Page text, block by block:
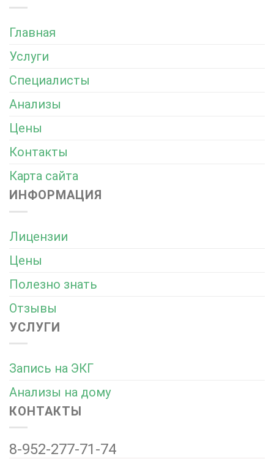
Главная
Услуги
Специалисты
Анализы
Цены
Контакты
Карта сайта
ИНФОРМАЦИЯ
Лицензии
Цены
Полезно знать
Отзывы
УСЛУГИ
Запись на ЭКГ
Анализы на дому
КОНТАКТЫ
8-952-277-71-74